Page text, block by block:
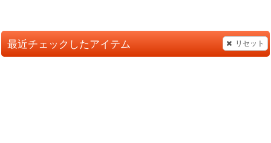
最近チェックしたアイテム リセット